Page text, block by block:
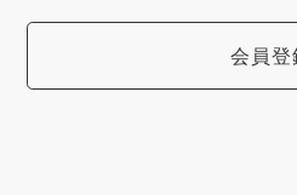
会員登